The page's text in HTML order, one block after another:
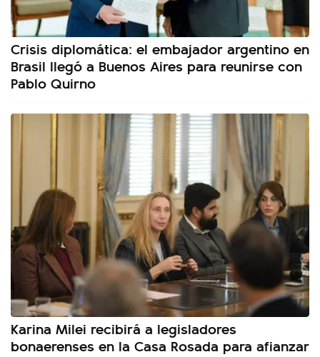
Crisis diplomática: el embajador argentino en
Brasil llegó a Buenos Aires para reunirse con
Pablo Quirno
Karina Milei recibirá a legisladores
bonaerenses en la Casa Rosada para afianzar